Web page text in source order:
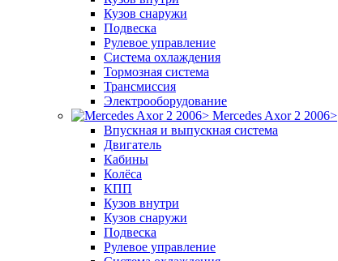
Кузов снаружи
Подвеска
Рулевое управление
Система охлаждения
Тормозная система
Трансмиссия
Электрооборудование
Mercedes Axor 2 2006>
Впускная и выпускная система
Двигатель
Кабины
Колёса
КПП
Кузов внутри
Кузов снаружи
Подвеска
Рулевое управление